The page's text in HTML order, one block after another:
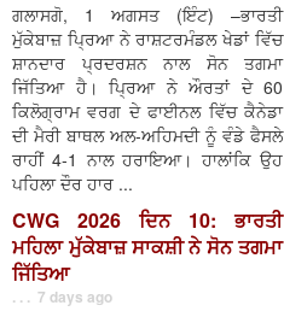
ਗਲਾਸਗੋ, 1 ਅਗਸਤ (ਇੰਟ) –ਭਾਰਤੀ
ਮੁੱਕੇਬਾਜ਼ ਪ੍ਰਿਆ ਨੇ ਰਾਸ਼ਟਰਮੰਡਲ ਖੇਡਾਂ ਵਿੱਚ
ਸ਼ਾਨਦਾਰ ਪ੍ਰਦਰਸ਼ਨ ਨਾਲ ਸੋਨ ਤਗਮਾ
ਜਿੱਤਿਆ ਹੈ। ਪ੍ਰਿਆ ਨੇ ਔਰਤਾਂ ਦੇ 60
ਕਿਲੋਗ੍ਰਾਮ ਵਰਗ ਦੇ ਫਾਈਨਲ ਵਿੱਚ ਕੈਨੇਡਾ
ਦੀ ਮੈਰੀ ਬਾਥਲ ਅਲ-ਅਹਿਮਦੀ ਨੂੰ ਵੰਡੇ ਫੈਸਲੇ
ਰਾਹੀਂ 4-1 ਨਾਲ ਹਰਾਇਆ। ਹਾਲਾਂਕਿ ਉਹ
ਪਹਿਲਾ ਦੌਰ ਹਾਰ ...
CWG 2026 ਦਿਨ 10: ਭਾਰਤੀ
ਮਹਿਲਾ ਮੁੱਕੇਬਾਜ਼ ਸਾਕਸ਼ੀ ਨੇ ਸੋਨ ਤਗਮਾ
ਜਿੱਤਿਆ
. . . 7 days ago